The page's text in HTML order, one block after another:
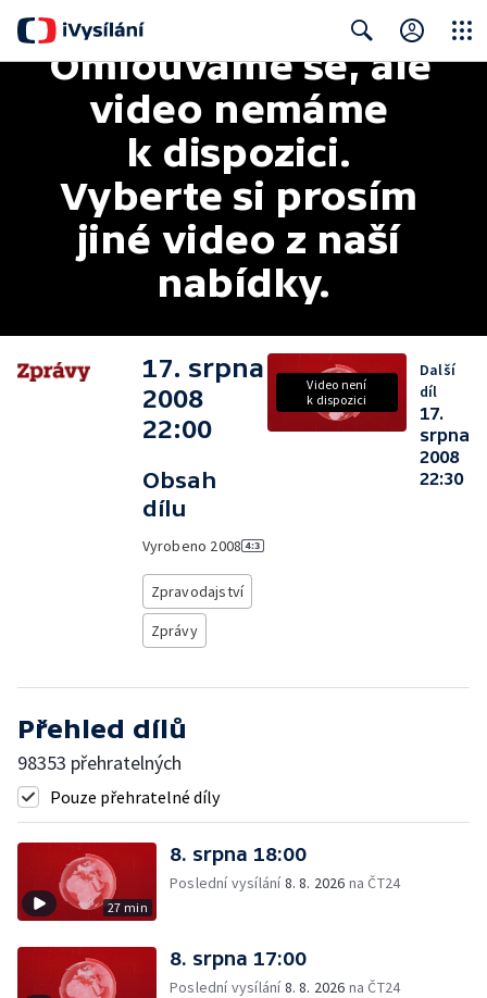
Search
Omlouváme se, ale
video nemáme
k dispozici.
Vyberte si prosím
jiné video z naší
nabídky.
17. srpna
2008
22:00
Obsah
dílu
Vyrobeno 2008
Zpravodajství
Zprávy
Video není
k dispozici
Další
díl
17.
srpna
2008
22:30
Přehled dílů
98353 přehratelných
Pouze přehratelné díly
27 min
8. srpna 18:00
Poslední vysílání8. 8. 2026 na ČT24
8. srpna 17:00
Poslední vysílání8. 8. 2026 na ČT24